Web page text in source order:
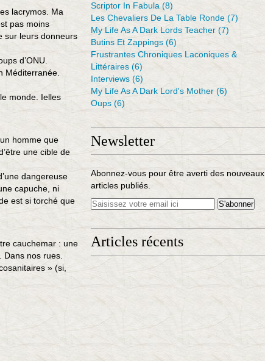
lacrymos. Ma
pas moins
sur leurs donneurs
d’ONU.
Méditerranée.
monde. Ielles
homme que
une cible de
dangereuse
capuche, ni
est si torché que
cauchemar : une
nos rues.
» (si,
Scriptor In Fabula (8)
Les Chevaliers De La Table Ronde (7)
My Life As A Dark Lords Teacher (7)
Butins Et Zappings (6)
Frustrantes Chroniques Laconiques &
Littéraires (6)
Interviews (6)
My Life As A Dark Lord's Mother (6)
Oups (6)
Newsletter
Abonnez-vous pour être averti des nouveaux
articles publiés.
Articles récents